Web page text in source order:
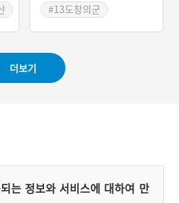
군대해산 등에 분개하여 의
병활동을 하였다. 서울을 공
략하려했으나 실패하고 이
치르기 위해 3년상을 마친
후 여러 의병이 이인영에게
다시 13도 창의군을 일으키
#13도창의군
더보기
는 정보와 서비스에 대하여 만